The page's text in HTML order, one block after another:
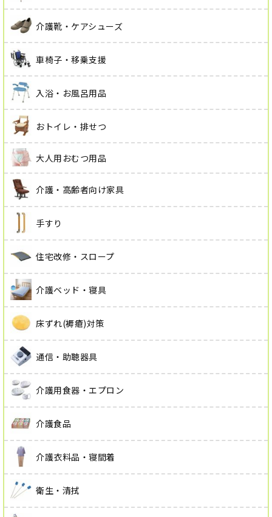
介護靴・ケアシューズ
車椅子・移乗支援
入浴・お風呂用品
おトイレ・排せつ
大人用おむつ用品
介護・高齢者向け家具
手すり
住宅改修・スロープ
介護ベッド・寝具
床ずれ(褥瘡)対策
通信・助聴器具
介護用食器・エプロン
介護食品
介護衣料品・寝間着
衛生・清拭